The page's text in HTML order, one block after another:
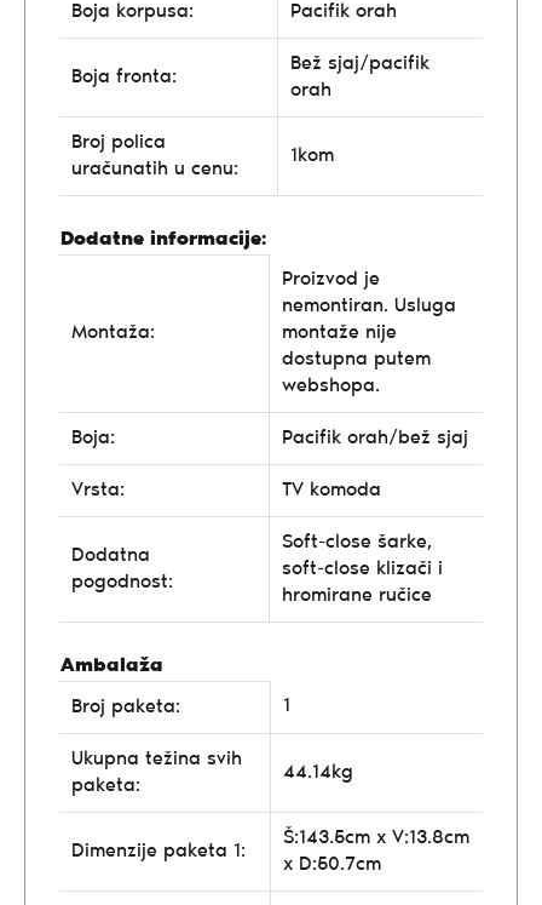
Boja korpusa: Pacifik orah
Boja fronta:
Bež sjaj/pacifik
orah
Broj polica
uračunatih u cenu:
1kom
Dodatne informacije:
Montaža:
Proizvod je
nemontiran. Usluga
montaže nije
dostupna putem
webshopa.
Boja: Pacifik orah/bež sjaj
Vrsta: TV komoda
Dodatna
pogodnost:
Soft-close šarke,
soft-close klizači i
hromirane ručice
Ambalaža
Broj paketa:
1
Ukupna težina svih
paketa:
44.14kg
Dimenzije paketa 1:
Š:143.5cm x V:13.8cm
x D:50.7cm